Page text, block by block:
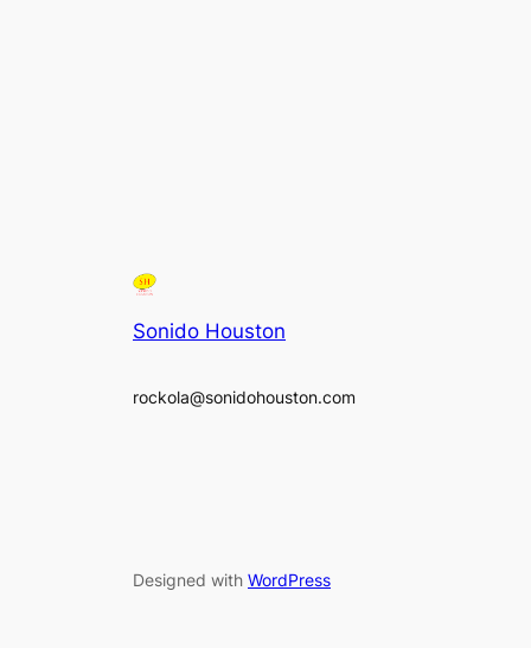
Sonido Houston
rockola@sonidohouston.com
Designed with WordPress